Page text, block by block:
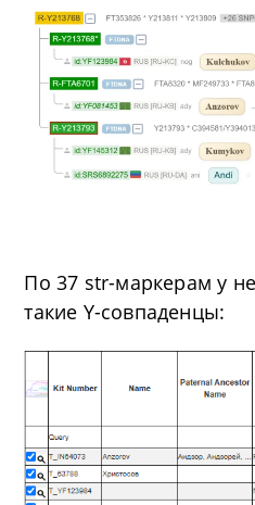
По 37 str-маркерам у
такие Y-совпаденцы: